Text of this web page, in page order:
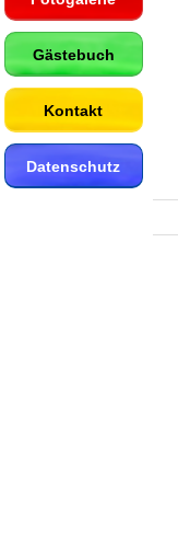
Gästebuch
Kontakt
Datenschutz